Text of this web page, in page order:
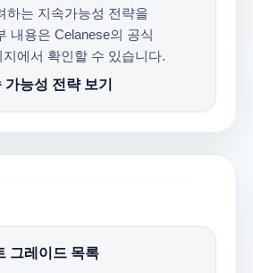
하는 지속가능성 전략을
내용은 Celanese의 공식
에서 확인할 수 있습니다.
능성 전략 보기
그레이드 목록